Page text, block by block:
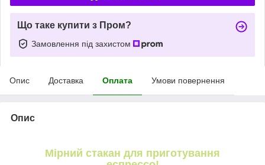
Що таке купити з Пром?
Замовлення під захистом
Опис Доставка Оплата Умови повернення
Опис
Мірний стакан для приготування